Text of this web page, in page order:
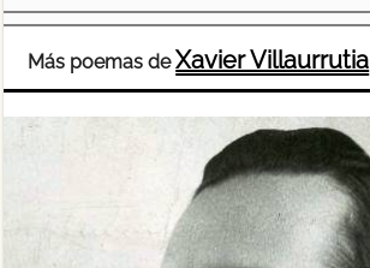
Más poemas deXavier Villaurrutia